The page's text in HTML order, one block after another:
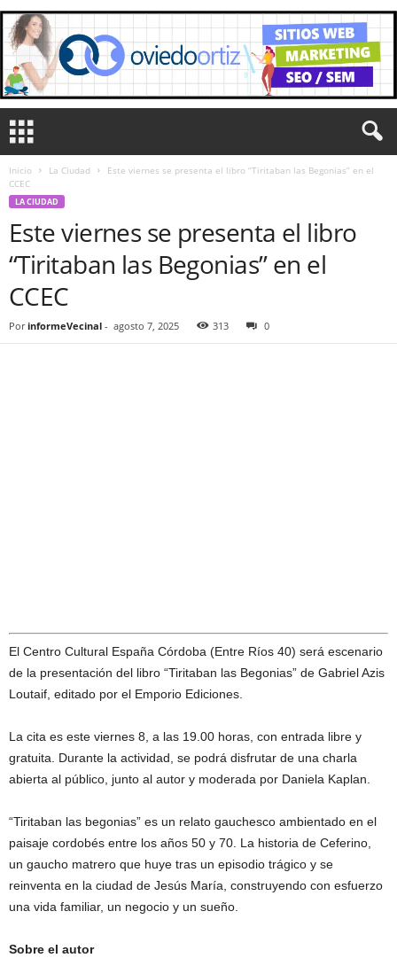
Inicio La Ciudad
Este viernes se presenta el libro “Tiritaban las Begonias” en el
CCEC
LA CIUDAD
Este viernes se presenta el libro
“Tiritaban las Begonias” en el
CCEC
Por informeVecinal - agosto 7, 2025 313 0
El Centro Cultural España Córdoba (Entre Ríos 40) será escenario
de la presentación del libro “Tiritaban las Begonias” de Gabriel Azis
Loutaif, editado por el Emporio Ediciones.
La cita es este viernes 8, a las 19.00 horas, con entrada libre y
gratuita. Durante la actividad, se podrá disfrutar de una charla
abierta al público, junto al autor y moderada por Daniela Kaplan.
“Tiritaban las begonias” es un relato gauchesco ambientado en el
paisaje cordobés entre los años 50 y 70. La historia de Ceferino,
un gaucho matrero que huye tras un episodio trágico y se
reinventa en la ciudad de Jesús María, construyendo con esfuerzo
una vida familiar, un negocio y un sueño.
Sobre el autor